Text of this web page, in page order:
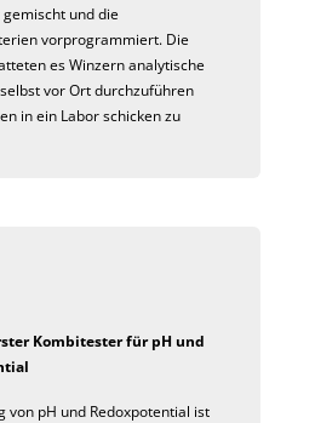
und die
vorprogrammiert. Die
es Winzern analytische
vor Ort durchzuführen
in ein Labor schicken zu
Kombitester für pH und
von pH und Redoxpotential ist